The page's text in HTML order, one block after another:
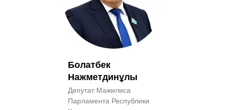
Болатбек
Нажметдинұлы
Депутат Мажилиса
Парламента Республики